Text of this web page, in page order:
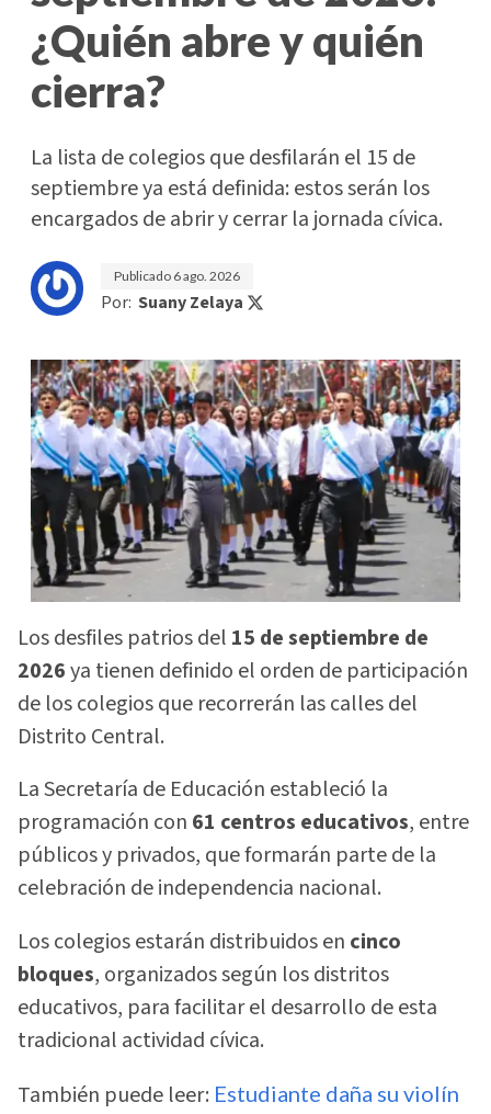
¿Quién abre y quién
cierra?
La lista de colegios que desfilarán el 15 de
septiembre ya está definida: estos serán los
encargados de abrir y cerrar la jornada cívica.
Publicado 6 ago. 2026
Por: Suany Zelaya
Los desfiles patrios del 15 de septiembre de
2026ya tienen definido el orden de participación
de los colegios que recorrerán las calles del
Distrito Central.
La Secretaría de Educación estableció la
programación con 61 centros educativos, entre
públicos y privados, que formarán parte de la
celebración de independencia nacional.
Los colegios estarán distribuidos en cinco
bloques, organizados según los distritos
educativos, para facilitar el desarrollo de esta
tradicional actividad cívica.
También puede leer: Estudiante daña su violín